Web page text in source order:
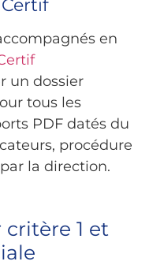
en
un dossier
tous les
PDF datés du
procédure
la direction.
1 et